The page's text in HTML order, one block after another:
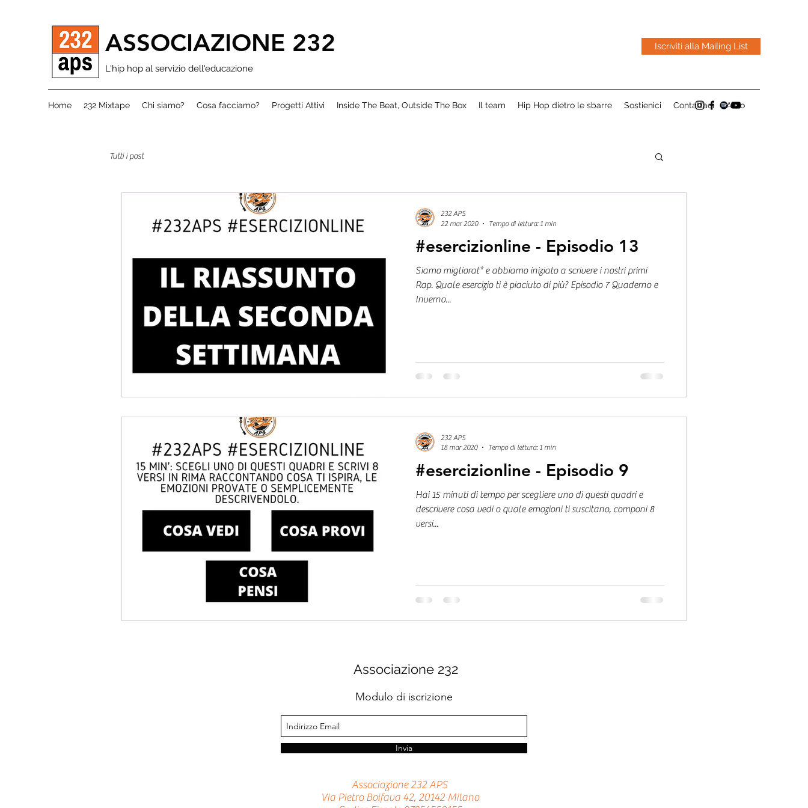
ASSOCIAZIONE 232
L'hip hop al servizio dell'educazione
Iscriviti alla Mailing List
Home 232 Mixtape Chi siamo? Cosa facciamo? Progetti Attivi Inside The Beat, Outside The Box Il team Hip Hop dietro le sbarre Sostienici Contattaci Altro
Tutti i post
#esercizionline - Episodio 13
Siamo migliorat* e abbiamo iniziato a scrivere i nostri primi
Rap. Quale esercizio ti è piaciuto di più? Episodio 7 Quaderno e
Inverno...
232 APS
22 mar 2020
Tempo di lettura: 1 min
#esercizionline - Episodio 9
Hai 15 minuti di tempo per scegliere uno di questi quadri e
descrivere cosa vedi o quale emozioni ti suscitano, componi 8
versi...
232 APS
18 mar 2020
Tempo di lettura: 1 min
Associazione 232
Modulo di iscrizione
Invia
Associazione 232 APS
Via Pietro Boifava 42, 20142 Milano